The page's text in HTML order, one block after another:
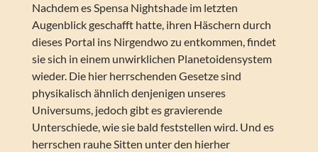
Nachdem es Spensa Nightshade im letzten
Augenblick geschafft hatte, ihren Häschern durch
dieses Portal ins Nirgendwo zu entkommen, findet
sie sich in einem unwirklichen Planetoidensystem
wieder. Die hier herrschenden Gesetze sind
physikalisch ähnlich denjenigen unseres
Universums, jedoch gibt es gravierende
Unterschiede, wie sie bald feststellen wird. Und es
herrschen rauhe Sitten unter den hierher